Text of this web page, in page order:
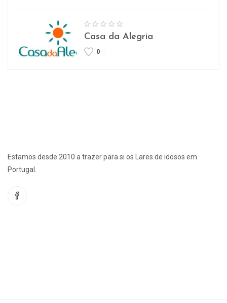
Casa da Alegria
0
Estamos desde 2010 a trazer para si os Lares de idosos em
Portugal.